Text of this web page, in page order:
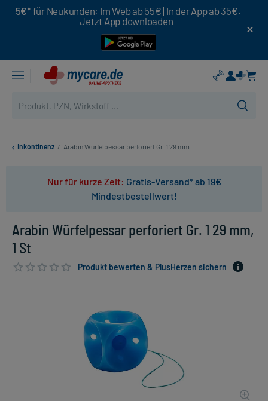
5€* für Neukunden: Im Web ab 55€ | In der App ab 35€.
Jetzt App downloaden
Inkontinenz / Arabin Würfelpessar perforiert Gr. 1 29 mm
Nur für kurze Zeit: Gratis-Versand* ab 19€
Mindestbestellwert!
Arabin Würfelpessar perforiert Gr. 1 29 mm,
1 St
Produkt bewerten & PlusHerzen sichern